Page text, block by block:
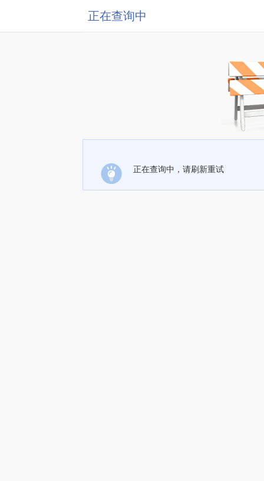
正在查询中
正在查询中，请刷新重试